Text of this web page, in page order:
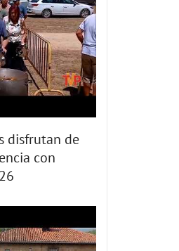
disfrutan de
con